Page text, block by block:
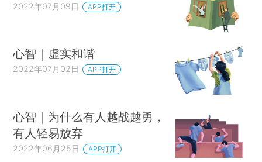
2022年07月09日 APP打开
心智｜虚实和谐
2022年07月02日 APP打开
心智｜为什么有人越战越勇，
有人轻易放弃
2022年06月25日 APP打开